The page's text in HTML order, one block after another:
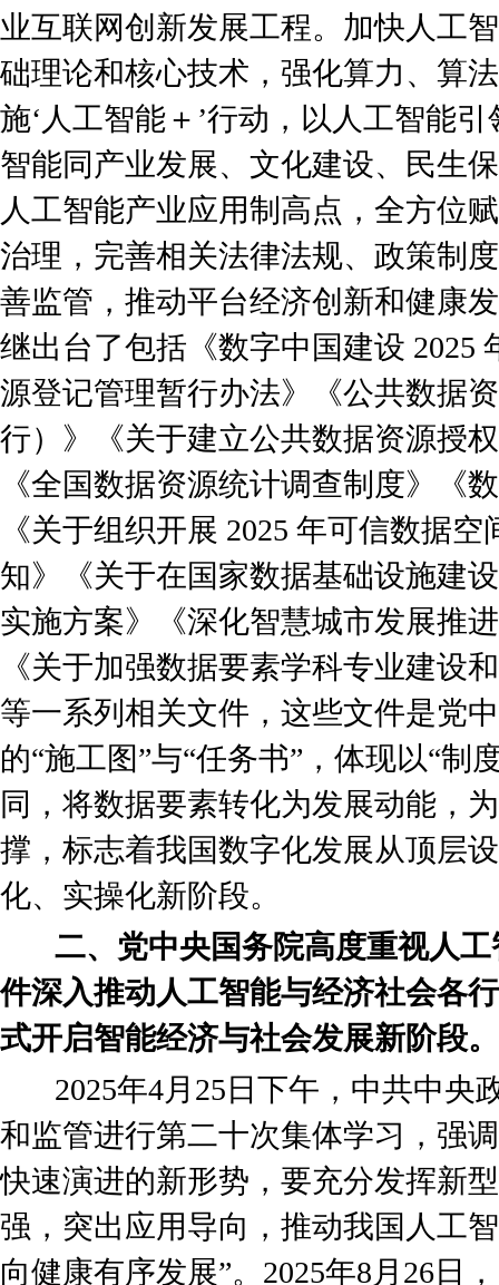
业互联网创新发展工程。加快人工
础理论和核心技术，强化算力、算
施‘人工智能＋’行动，以人工智能
智能同产业发展、文化建设、民生
人工智能产业应用制高点，全方位
治理，完善相关法律法规、政策制
善监管，推动平台经济创新和健康
继出台了包括《数字中国建设 2025
源登记管理暂行办法》《公共数据
行）》《关于建立公共数据资源授
《全国数据资源统计调查制度》《
《关于组织开展 2025 年可信数据
知》《关于在国家数据基础设施建
实施方案》《深化智慧城市发展推
《关于加强数据要素学科专业建设
等一系列相关文件，这些文件是党
的“施工图”与“任务书”，体现以“制
同，将数据要素转化为发展动能，
撑，标志着我国数字化发展从顶层
化、实操化新阶段。
二、党中央国务院高度重视人
件深入推动人工智能与经济社会各
式开启智能经济与社会发展新阶段。
2025年4月25日下午，中共中央
和监管进行第二十次集体学习，强
快速演进的新形势，要充分发挥新
强，突出应用导向，推动我国人工
向健康有序发展”。2025年8月26日